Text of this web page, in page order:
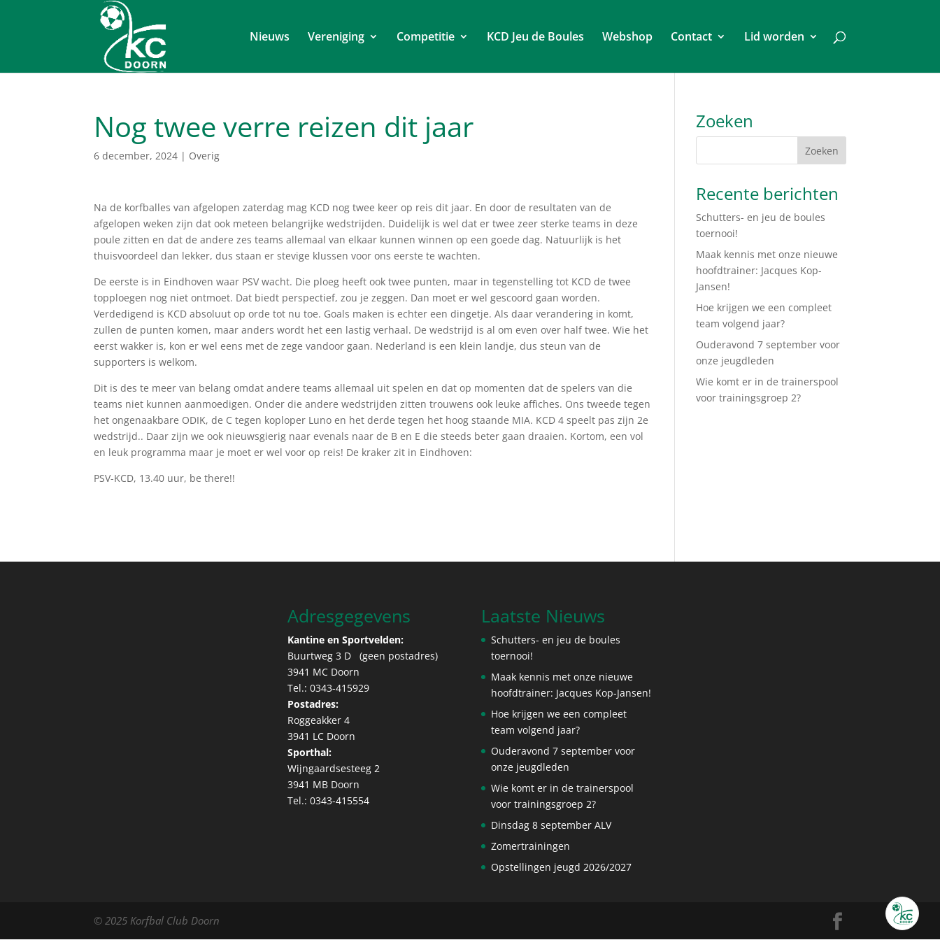
Nieuws Vereniging Competitie KCD Jeu de Boules Webshop Contact Lid worden
Nog twee verre reizen dit jaar
6 december, 2024 | Overig
Na de korfballes van afgelopen zaterdag mag KCD nog twee keer op reis dit jaar. En door de resultaten van de
afgelopen weken zijn dat ook meteen belangrijke wedstrijden. Duidelijk is wel dat er twee zeer sterke teams in deze
poule zitten en dat de andere zes teams allemaal van elkaar kunnen winnen op een goede dag. Natuurlijk is het
thuisvoordeel dan lekker, dus staan er stevige klussen voor ons eerste te wachten.
De eerste is in Eindhoven waar PSV wacht. Die ploeg heeft ook twee punten, maar in tegenstelling tot KCD de twee
topploegen nog niet ontmoet. Dat biedt perspectief, zou je zeggen. Dan moet er wel gescoord gaan worden.
Verdedigend is KCD absoluut op orde tot nu toe. Goals maken is echter een dingetje. Als daar verandering in komt,
zullen de punten komen, maar anders wordt het een lastig verhaal. De wedstrijd is al om even over half twee. Wie het
eerst wakker is, kon er wel eens met de zege vandoor gaan. Nederland is een klein landje, dus steun van de
supporters is welkom.
Dit is des te meer van belang omdat andere teams allemaal uit spelen en dat op momenten dat de spelers van die
teams niet kunnen aanmoedigen. Onder die andere wedstrijden zitten trouwens ook leuke affiches. Ons tweede tegen
het ongenaakbare ODIK, de C tegen koploper Luno en het derde tegen het hoog staande MIA. KCD 4 speelt pas zijn 2e
wedstrijd.. Daar zijn we ook nieuwsgierig naar evenals naar de B en E die steeds beter gaan draaien. Kortom, een vol
en leuk programma maar je moet er wel voor op reis! De kraker zit in Eindhoven:
PSV-KCD, 13.40 uur, be there!!
Zoeken
Recente berichten
Schutters- en jeu de boules
toernooi!
Maak kennis met onze nieuwe
hoofdtrainer: Jacques Kop-
Jansen!
Hoe krijgen we een compleet
team volgend jaar?
Ouderavond 7 september voor
onze jeugdleden
Wie komt er in de trainerspool
voor trainingsgroep 2?
Adresgegevens
Kantine en Sportvelden:
Buurtweg 3 D (geen postadres)
3941 MC Doorn
Tel.: 0343-415929
Postadres:
Roggeakker 4
3941 LC Doorn
Sporthal:
Wijngaardsesteeg 2
3941 MB Doorn
Tel.: 0343-415554
Laatste Nieuws
Schutters- en jeu de boules
toernooi!
Maak kennis met onze nieuwe
hoofdtrainer: Jacques Kop-Jansen!
Hoe krijgen we een compleet
team volgend jaar?
Ouderavond 7 september voor
onze jeugdleden
Wie komt er in de trainerspool
voor trainingsgroep 2?
Dinsdag 8 september ALV
Zomertrainingen
Opstellingen jeugd 2026/2027
© 2025 Korfbal Club Doorn